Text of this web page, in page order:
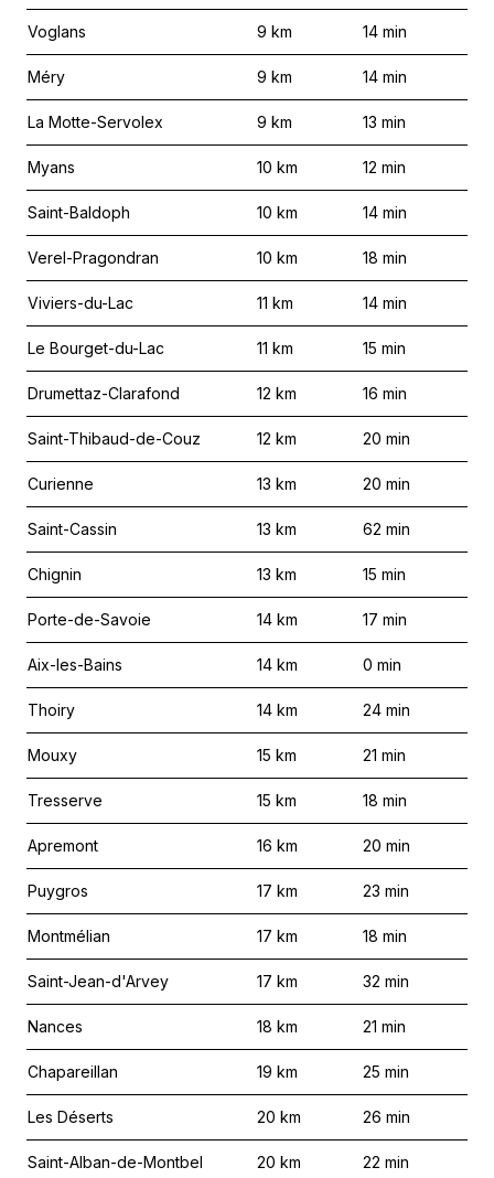
Voglans 9 km 14 min
Méry 9 km 14 min
La Motte-Servolex 9 km 13 min
Myans 10 km 12 min
Saint-Baldoph 10 km 14 min
Verel-Pragondran 10 km 18 min
Viviers-du-Lac 11 km 14 min
Le Bourget-du-Lac 11 km 15 min
Drumettaz-Clarafond 12 km 16 min
Saint-Thibaud-de-Couz 12 km 20 min
Curienne 13 km 20 min
Saint-Cassin 13 km 62 min
Chignin 13 km 15 min
Porte-de-Savoie 14 km 17 min
Aix-les-Bains 14 km 0 min
Thoiry 14 km 24 min
Mouxy 15 km 21 min
Tresserve 15 km 18 min
Apremont 16 km 20 min
Puygros 17 km 23 min
Montmélian 17 km 18 min
Saint-Jean-d'Arvey 17 km 32 min
Nances 18 km 21 min
Chapareillan 19 km 25 min
Les Déserts 20 km 26 min
Saint-Alban-de-Montbel 20 km 22 min